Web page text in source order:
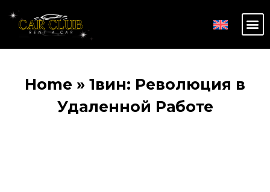
Home » 1вин: Революция в
Удаленной Работе